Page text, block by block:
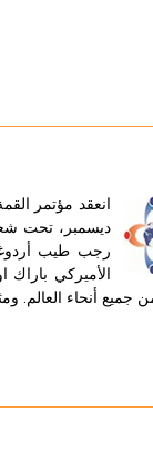
ديسمبر، تحت
رجب طيب
جميع أنحاء